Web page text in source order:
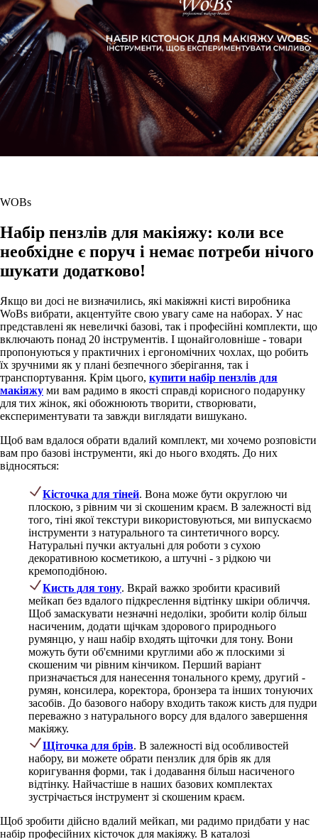
WOBs
Набір пензлів для макіяжу: коли все
необхідне є поруч і немає потреби нічого
шукати додатково!
Якщо ви досі не визначились, які макіяжні кисті виробника
WoBs вибрати, акцентуйте свою увагу саме на наборах. У нас
представлені як невеличкі базові, так і професійні комплекти, що
включають понад 20 інструментів. І щонайголовніше - товари
пропонуються у практичних і ергономічних чохлах, що робить
їх зручними як у плані безпечного зберігання, так і
транспортування. Крім цього, купити набір пензлів для
макіяжу ми вам радимо в якості справді корисного подарунку
для тих жінок, які обожнюють творити, створювати,
експериментувати та завжди виглядати вишукано.
Щоб вам вдалося обрати вдалий комплект, ми хочемо розповісти
вам про базові інструменти, які до нього входять. До них
відносяться:
Кісточка для тіней. Вона може бути округлою чи
плоскою, з рівним чи зі скошеним краєм. В залежності від
того, тіні якої текстури використовуються, ми випускаємо
інструменти з натурального та синтетичного ворсу.
Натуральні пучки актуальні для роботи з сухою
декоративною косметикою, а штучні - з рідкою чи
кремоподібною.
Кисть для тону. Вкрай важко зробити красивий
мейкап без вдалого підкреслення відтінку шкіри обличчя.
Щоб замаскувати незначні недоліки, зробити колір більш
насиченим, додати щічкам здорового природнього
румянцю, у наш набір входять щіточки для тону. Вони
можуть бути об'ємними круглими або ж плоскими зі
скошеним чи рівним кінчиком. Перший варіант
призначається для нанесення тонального крему, другий -
румян, консилера, коректора, бронзера та інших тонуючих
засобів. До базового набору входить також кисть для пудри
переважно з натурального ворсу для вдалого завершення
макіяжу.
Щіточка для брів. В залежності від особливостей
набору, ви можете обрати пензлик для брів як для
коригування форми, так і додавання більш насиченого
відтінку. Найчастіше в наших базових комплектах
зустрічається інструмент зі скошеним краєм.
Щоб зробити дійсно вдалий мейкап, ми радимо придбати у нас
набір професійних кісточок для макіяжу. В каталозі